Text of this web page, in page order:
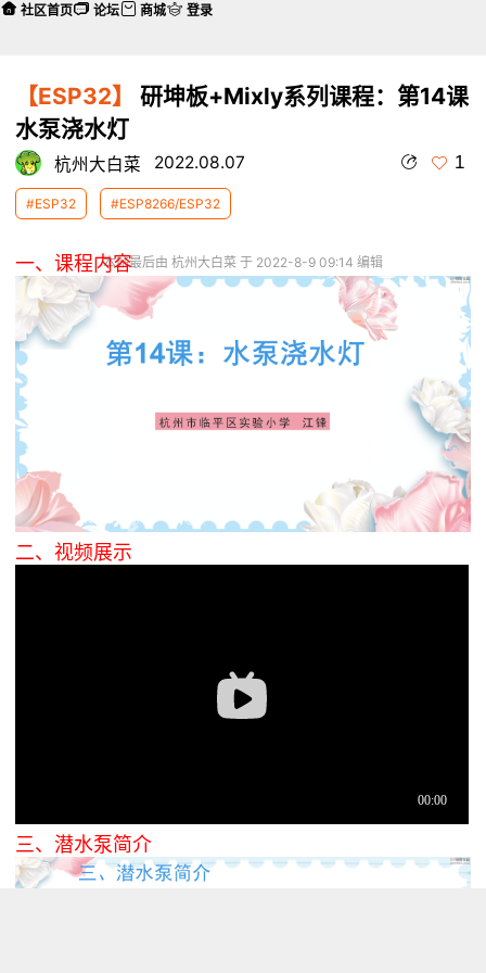
【ESP32】
研坤板+Mixly系列课程：第14课
水泵浇水灯
杭州大白菜 2022.08.07 1
#ESP32 #ESP8266/ESP32
本帖最后由 杭州大白菜 于 2022-8-9 09:14 编辑
一、课程内容
二、视频展示
三、潜水泵简介
社区首页 论坛 商城 登录